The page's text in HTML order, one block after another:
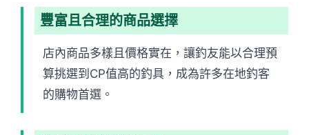
豐富且合理的商品選擇
店內商品多樣且價格實在，讓釣友能以合理預
算挑選到CP值高的釣具，成為許多在地釣客
的購物首選。